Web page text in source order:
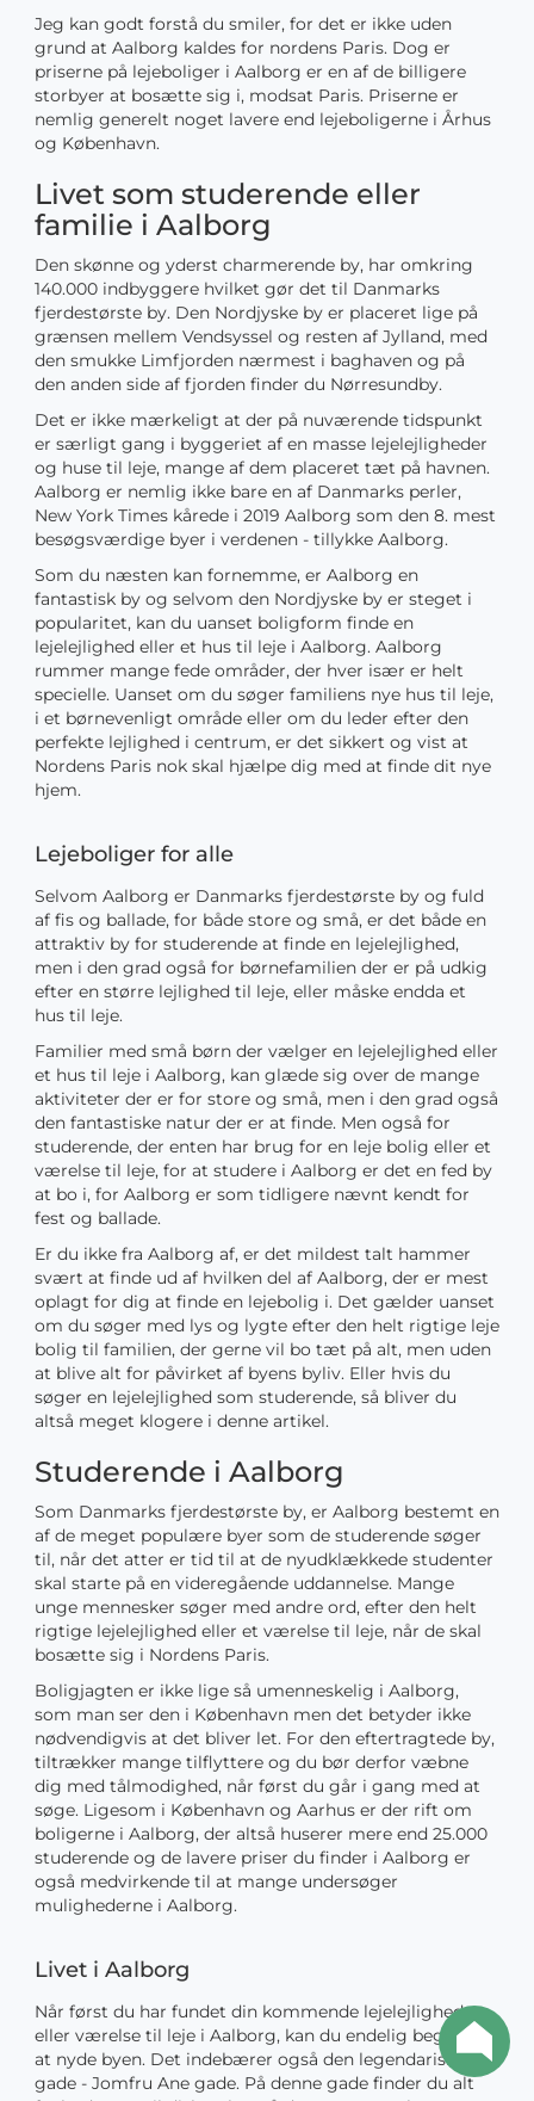
Jeg kan godt forstå du smiler, for det er ikke uden
grund at Aalborg kaldes for nordens Paris. Dog er
priserne på lejeboliger i Aalborg er en af de billigere
storbyer at bosætte sig i, modsat Paris. Priserne er
nemlig generelt noget lavere end lejeboligerne i Århus
og København.
Livet som studerende eller
familie i Aalborg
Den skønne og yderst charmerende by, har omkring
140.000 indbyggere hvilket gør det til Danmarks
fjerdestørste by. Den Nordjyske by er placeret lige på
grænsen mellem Vendsyssel og resten af Jylland, med
den smukke Limfjorden nærmest i baghaven og på
den anden side af fjorden finder du Nørresundby.
Det er ikke mærkeligt at der på nuværende tidspunkt
er særligt gang i byggeriet af en masse lejelejligheder
og huse til leje, mange af dem placeret tæt på havnen.
Aalborg er nemlig ikke bare en af Danmarks perler,
New York Times kårede i 2019 Aalborg som den 8. mest
besøgsværdige byer i verdenen - tillykke Aalborg.
Som du næsten kan fornemme, er Aalborg en
fantastisk by og selvom den Nordjyske by er steget i
popularitet, kan du uanset boligform finde en
lejelejlighed eller et hus til leje i Aalborg. Aalborg
rummer mange fede områder, der hver især er helt
specielle. Uanset om du søger familiens nye hus til leje,
i et børnevenligt område eller om du leder efter den
perfekte lejlighed i centrum, er det sikkert og vist at
Nordens Paris nok skal hjælpe dig med at finde dit nye
hjem.
Lejeboliger for alle
Selvom Aalborg er Danmarks fjerdestørste by og fuld
af fis og ballade, for både store og små, er det både en
attraktiv by for studerende at finde en lejelejlighed,
men i den grad også for børnefamilien der er på udkig
efter en større lejlighed til leje, eller måske endda et
hus til leje.
Familier med små børn der vælger en lejelejlighed eller
et hus til leje i Aalborg, kan glæde sig over de mange
aktiviteter der er for store og små, men i den grad også
den fantastiske natur der er at finde. Men også for
studerende, der enten har brug for en leje bolig eller et
værelse til leje, for at studere i Aalborg er det en fed by
at bo i, for Aalborg er som tidligere nævnt kendt for
fest og ballade.
Er du ikke fra Aalborg af, er det mildest talt hammer
svært at finde ud af hvilken del af Aalborg, der er mest
oplagt for dig at finde en lejebolig i. Det gælder uanset
om du søger med lys og lygte efter den helt rigtige leje
bolig til familien, der gerne vil bo tæt på alt, men uden
at blive alt for påvirket af byens byliv. Eller hvis du
søger en lejelejlighed som studerende, så bliver du
altså meget klogere i denne artikel.
Studerende i Aalborg
Som Danmarks fjerdestørste by, er Aalborg bestemt en
af de meget populære byer som de studerende søger
til, når det atter er tid til at de nyudklækkede studenter
skal starte på en videregående uddannelse. Mange
unge mennesker søger med andre ord, efter den helt
rigtige lejelejlighed eller et værelse til leje, når de skal
bosætte sig i Nordens Paris.
Boligjagten er ikke lige så umenneskelig i Aalborg,
som man ser den i København men det betyder ikke
nødvendigvis at det bliver let. For den eftertragtede by,
tiltrækker mange tilflyttere og du bør derfor væbne
dig med tålmodighed, når først du går i gang med at
søge. Ligesom i København og Aarhus er der rift om
boligerne i Aalborg, der altså huserer mere end 25.000
studerende og de lavere priser du finder i Aalborg er
også medvirkende til at mange undersøger
mulighederne i Aalborg.
Livet i Aalborg
Når først du har fundet din kommende lejelejlighed
eller værelse til leje i Aalborg, kan du endelig begynde
at nyde byen. Det indebærer også den legendariske
gade - Jomfru Ane gade. På denne gade finder du alt